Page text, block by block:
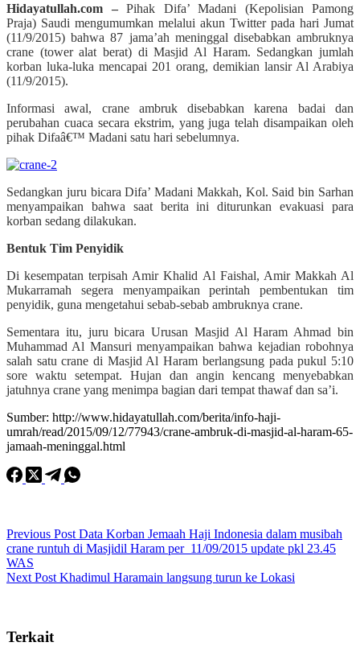
Hidayatullah.com – Pihak Difa’ Madani (Kepolisian Pamong
Praja) Saudi mengumumkan melalui akun Twitter pada hari Jumat
(11/9/2015) bahwa 87 jama’ah meninggal disebabkan ambruknya
crane (tower alat berat) di Masjid Al Haram. Sedangkan jumlah
korban luka-luka mencapai 201 orang, demikian lansir Al Arabiya
(11/9/2015).
Informasi awal, crane ambruk disebabkan karena badai dan
perubahan cuaca secara ekstrim, yang juga telah disampaikan oleh
pihak Difaâ€™ Madani satu hari sebelumnya.
Sedangkan juru bicara Difa’ Madani Makkah, Kol. Said bin Sarhan
menyampaikan bahwa saat berita ini diturunkan evakuasi para
korban sedang dilakukan.
Bentuk Tim Penyidik
Di kesempatan terpisah Amir Khalid Al Faishal, Amir Makkah Al
Mukarramah segera menyampaikan perintah pembentukan tim
penyidik, guna mengetahui sebab-sebab ambruknya crane.
Sementara itu, juru bicara Urusan Masjid Al Haram Ahmad bin
Muhammad Al Mansuri menyampaikan bahwa kejadian robohnya
salah satu crane di Masjid Al Haram berlangsung pada pukul 5:10
sore waktu setempat. Hujan dan angin kencang menyebabkan
jatuhnya crane yang menimpa bagian dari tempat thawaf dan sa’i.
Sumber: http://www.hidayatullah.com/berita/info-haji-
umrah/read/2015/09/12/77943/crane-ambruk-di-masjid-al-haram-65-
jamaah-meninggal.html
Previous Post Data Korban Jemaah Haji Indonesia dalam musibah
crane runtuh di Masjidil Haram per_11/09/2015 update pkl 23.45
WAS
Next Post Khadimul Haramain langsung turun ke Lokasi
Terkait